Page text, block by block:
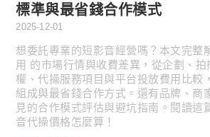
標準與最省錢合作模式
2025-12-01
想委託專業的短影音經營嗎？本文完整
用 的市場行情與收費差異，從企劃、
權、代操服務項目與平台投放費用比較
組成與最省錢合作方式。還有品牌、商
見的合作模式評估與避坑指南。閱讀這
音代操價格怎麼算！